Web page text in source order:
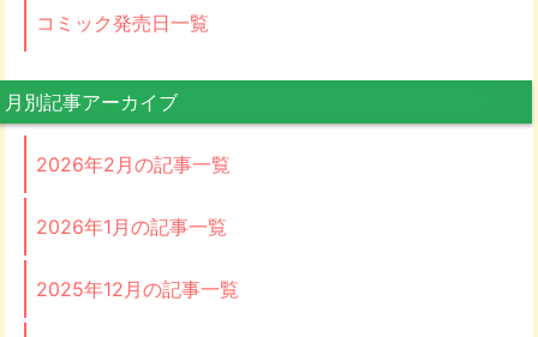
コミック発売日一覧
月別記事アーカイブ
2026年2月の記事一覧
2026年1月の記事一覧
2025年12月の記事一覧